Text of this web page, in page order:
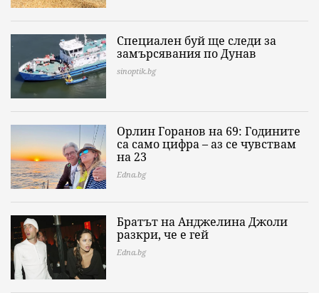
Специален буй ще следи за
замърсявания по Дунав
sinoptik.bg
Орлин Горанов на 69: Годините
са само цифра – аз се чувствам
на 23
Edna.bg
Братът на Анджелина Джоли
разкри, че е гей
Edna.bg